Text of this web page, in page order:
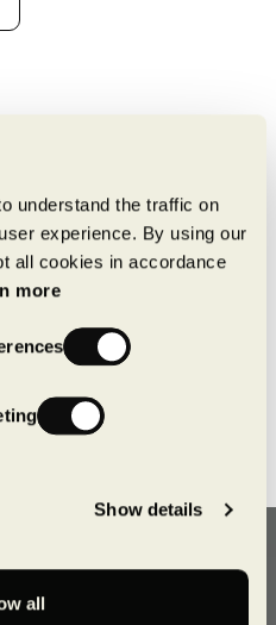
understand the traffic on
experience. By using our
all cookies in accordance
more
Show details
all
disponibles